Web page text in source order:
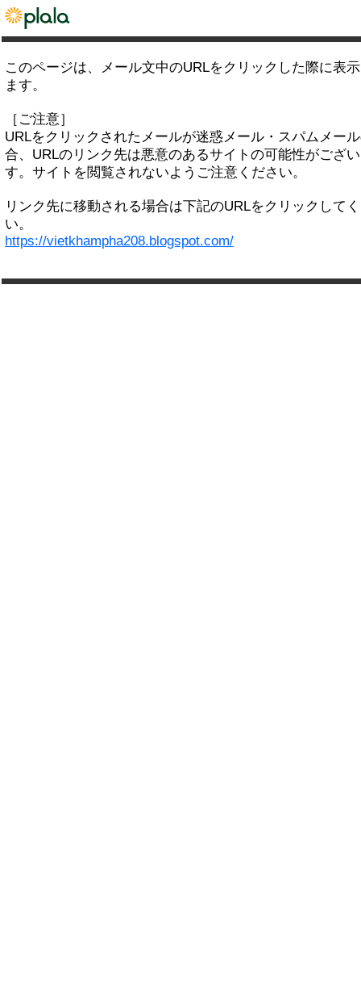
このページは、メール文中のURLをクリックした際に表
ます。
［ご注意］
URLをクリックされたメールが迷惑メール・スパムメー
合、URLのリンク先は悪意のあるサイトの可能性がござ
す。サイトを閲覧されないようご注意ください。
リンク先に移動される場合は下記のURLをクリックして
い。
https://vietkhampha208.blogspot.com/